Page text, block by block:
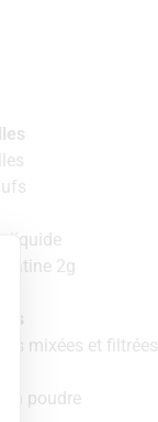
liquide
2g
mixées et filtrées
en poudre